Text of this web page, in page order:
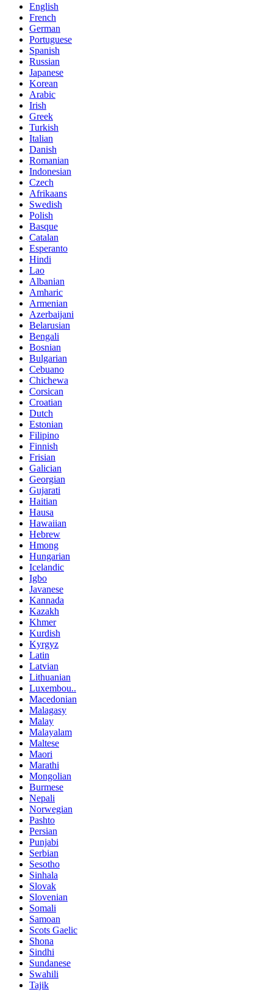
English
French
German
Portuguese
Spanish
Russian
Japanese
Korean
Arabic
Irish
Greek
Turkish
Italian
Danish
Romanian
Indonesian
Czech
Afrikaans
Swedish
Polish
Basque
Catalan
Esperanto
Hindi
Lao
Albanian
Amharic
Armenian
Azerbaijani
Belarusian
Bengali
Bosnian
Bulgarian
Cebuano
Chichewa
Corsican
Croatian
Dutch
Estonian
Filipino
Finnish
Frisian
Galician
Georgian
Gujarati
Haitian
Hausa
Hawaiian
Hebrew
Hmong
Hungarian
Icelandic
Igbo
Javanese
Kannada
Kazakh
Khmer
Kurdish
Kyrgyz
Latin
Latvian
Lithuanian
Luxembou..
Macedonian
Malagasy
Malay
Malayalam
Maltese
Maori
Marathi
Mongolian
Burmese
Nepali
Norwegian
Pashto
Persian
Punjabi
Serbian
Sesotho
Sinhala
Slovak
Slovenian
Somali
Samoan
Scots Gaelic
Shona
Sindhi
Sundanese
Swahili
Tajik